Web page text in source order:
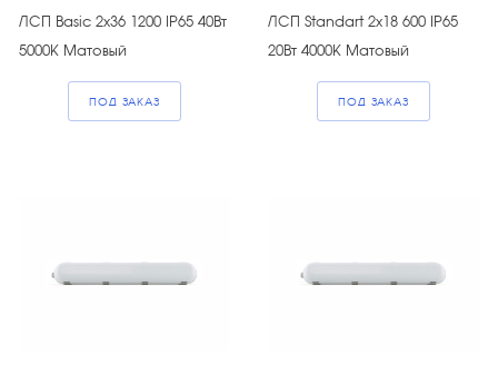
ЛСП Basic 2х36 1200 IP65 40Вт
5000К Матовый
ПОД ЗАКАЗ
ЛСП Standart 2х18 600 IP65
20Вт 4000К Матовый
ПОД ЗАКАЗ